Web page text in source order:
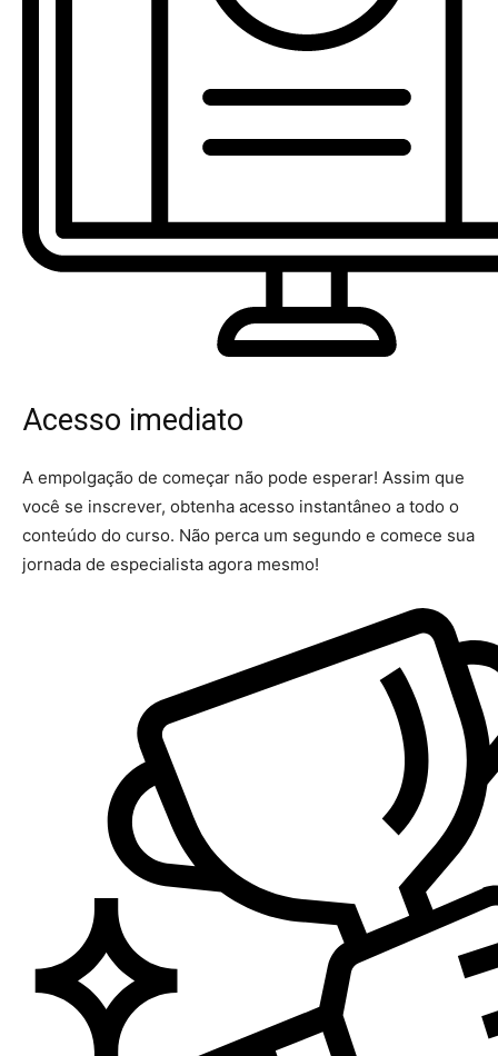
Acesso imediato
A empolgação de começar não pode esperar! Assim que
você se inscrever, obtenha acesso instantâneo a todo o
conteúdo do curso. Não perca um segundo e comece sua
jornada de especialista agora mesmo!